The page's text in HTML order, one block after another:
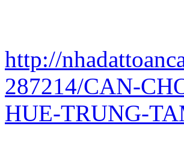
http://
287214/CAN-
HUE-TRUNG-